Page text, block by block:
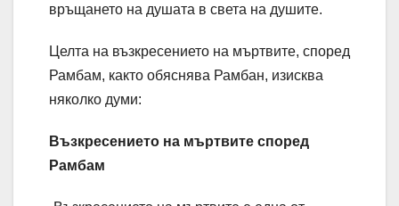
връщането на душата в света на душите.
Целта на възкресението на мъртвите, според
Рамбам, както обяснява Рамбан, изисква
няколко думи:
Възкресението на мъртвите според
Рамбам